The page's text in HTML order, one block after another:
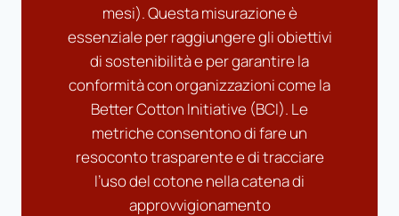
mesi). Questa misurazione è
essenziale per raggiungere gli obiettivi
di sostenibilità e per garantire la
conformità con organizzazioni come la
Better Cotton Initiative (BCI). Le
metriche consentono di fare un
resoconto trasparente e di tracciare
l’uso del cotone nella catena di
approvvigionamento